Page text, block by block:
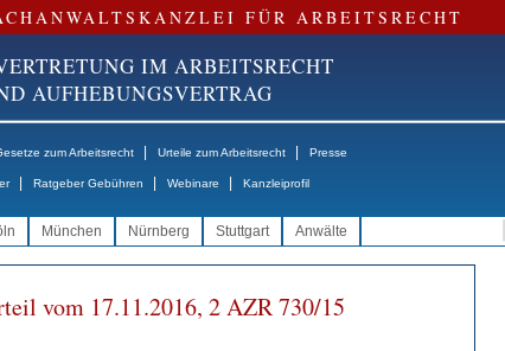
FÜR ARBEITSRECHT
IM ARBEITSRECHT
AUFHEBUNGSVERTRAG
zum Arbeitsrecht Urteile zum Arbeitsrecht Presse
Ratgeber Gebühren Webinare Kanzleiprofil
München Nürnberg Stuttgart Anwälte
vom 17.11.2016, 2 AZR 730/15